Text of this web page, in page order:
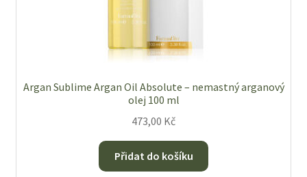
Odstoupení od smlouvy
Pokladna
Výměna a vrácení zboží
Argan Sublime Argan Oil Absolute – nemastný arganový
olej 100 ml
473,00 Kč
Přidat do košíku